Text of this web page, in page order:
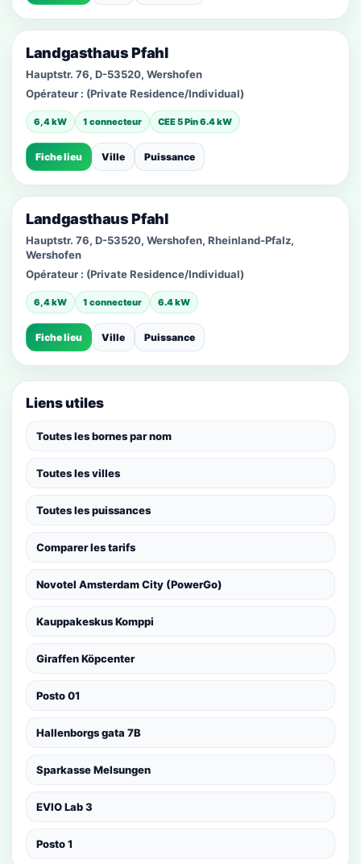
Landgasthaus Pfahl
Hauptstr. 76, D-53520, Wershofen
Opérateur : (Private Residence/Individual)
6,4 kW 1 connecteur CEE 5 Pin 6.4 kW
Fiche lieu Ville Puissance
Landgasthaus Pfahl
Hauptstr. 76, D-53520, Wershofen, Rheinland-Pfalz,
Wershofen
Opérateur : (Private Residence/Individual)
6,4 kW 1 connecteur 6.4 kW
Fiche lieu Ville Puissance
Liens utiles
Toutes les bornes par nom
Toutes les villes
Toutes les puissances
Comparer les tarifs
Novotel Amsterdam City (PowerGo)
Kauppakeskus Komppi
Giraffen Köpcenter
Posto 01
Hallenborgs gata 7B
Sparkasse Melsungen
EVIO Lab 3
Posto 1